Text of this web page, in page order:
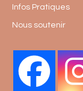
Infos Pratiques
Nous soutenir